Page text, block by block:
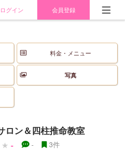
ログイン 会員登録
料金・メニュー
写真
ロン＆四柱推命教室
- - 3件